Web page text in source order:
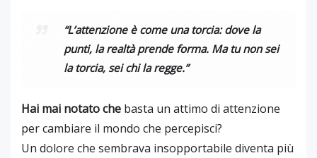
“L’attenzione è come una torcia: dove la
punti, la realtà prende forma. Ma tu non sei
la torcia, sei chi la regge.”
Hai mai notato che basta un attimo di attenzione
per cambiare il mondo che percepisci?
Un dolore che sembrava insopportabile diventa più